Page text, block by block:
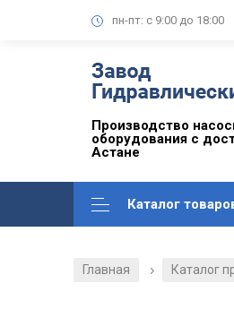
пн-пт: с 9:00 до 18:00
Производство
оборудования с
Астане
Каталог
Главная / Каталог